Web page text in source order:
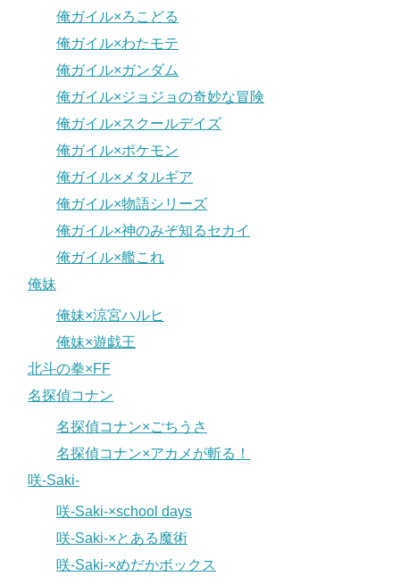
俺ガイル×ろこどる
俺ガイル×わたモテ
俺ガイル×ガンダム
俺ガイル×ジョジョの奇妙な冒険
俺ガイル×スクールデイズ
俺ガイル×ポケモン
俺ガイル×メタルギア
俺ガイル×物語シリーズ
俺ガイル×神のみぞ知るセカイ
俺ガイル×艦これ
俺妹
俺妹×涼宮ハルヒ
俺妹×遊戯王
北斗の拳×FF
名探偵コナン
名探偵コナン×ごちうさ
名探偵コナン×アカメが斬る！
咲-Saki-
咲-Saki-×school days
咲-Saki-×とある魔術
咲-Saki-×めだかボックス